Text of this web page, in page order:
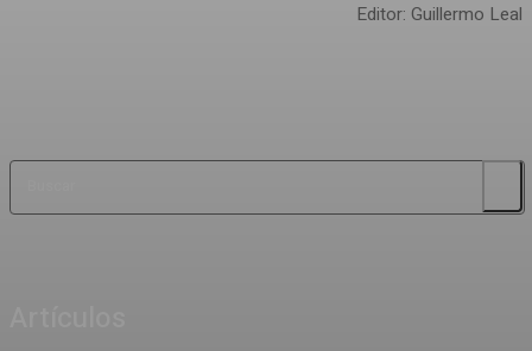
Editor: Guillermo Leal